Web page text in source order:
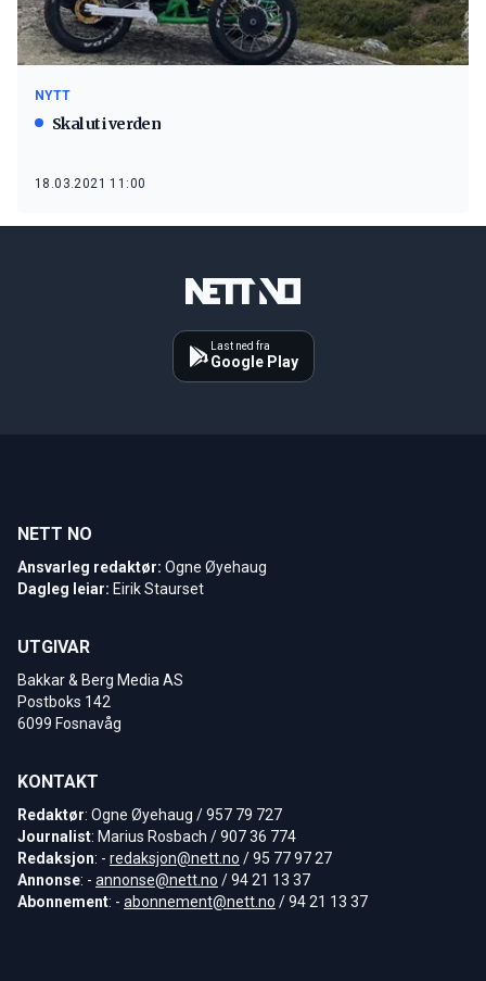
NYTT
Skal ut i verden
18.03.2021 11:00
Last ned fra
Google Play
NETT NO
Ansvarleg redaktør: Ogne Øyehaug
Dagleg leiar: Eirik Staurset
UTGIVAR
Bakkar & Berg Media AS
Postboks 142
6099 Fosnavåg
KONTAKT
Redaktør: Ogne Øyehaug / 957 79 727
Journalist: Marius Rosbach / 907 36 774
Redaksjon: - redaksjon@nett.no / 95 77 97 27
Annonse: - annonse@nett.no / 94 21 13 37
Abonnement: - abonnement@nett.no / 94 21 13 37